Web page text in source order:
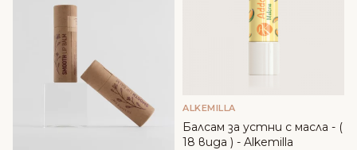
ALKEMILLA
Балсам за устни с масла - (
18 вида ) - Alkemilla